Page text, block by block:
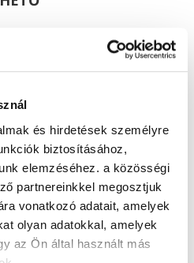
és hirdetések személyre
biztosításához,
elemzéséhez. a közösségi
partnereinkkel megosztjuk
vonatkozó adatait, amelyek
olyan adatokkal, amelyek
az Ön által használt más
kell jelenni a képzés